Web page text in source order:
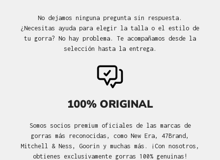
No dejamos ninguna pregunta sin respuesta.
¿Necesitas ayuda para elegir la talla o el estilo de
tu gorra? No hay problema. Te acompañamos desde la
selección hasta la entrega.
100% ORIGINAL
Somos socios premium oficiales de las marcas de
gorras más reconocidas, como New Era, 47Brand,
Mitchell & Ness, Goorin y muchas más. ¡Con nosotros,
obtienes exclusivamente gorras 100% genuinas!